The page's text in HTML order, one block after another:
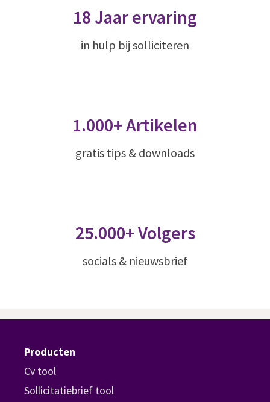
18 Jaar ervaring
in hulp bij solliciteren
1.000+ Artikelen
gratis tips & downloads
25.000+ Volgers
socials & nieuwsbrief
Producten
Cv tool
Sollicitatiebrief tool